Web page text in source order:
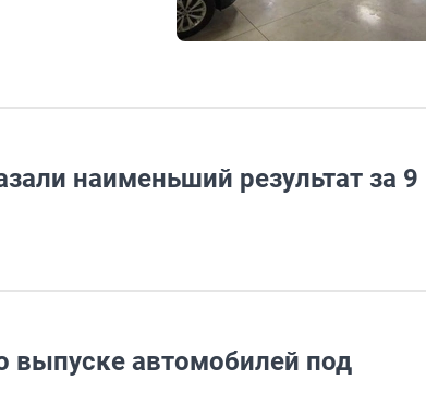
наименьший результат за 9
выпуске автомобилей под